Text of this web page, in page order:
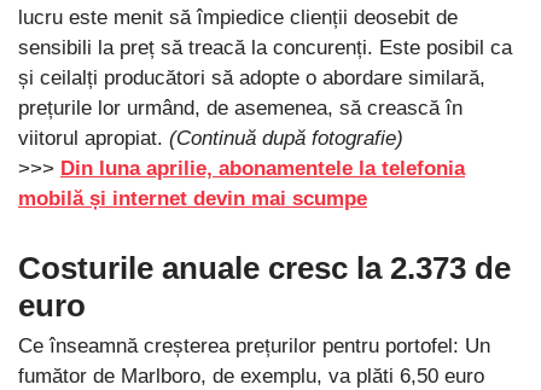
lucru este menit să împiedice clienții deosebit de
sensibili la preț să treacă la concurenți. Este posibil ca
și ceilalți producători să adopte o abordare similară,
prețurile lor urmând, de asemenea, să crească în
viitorul apropiat. (Continuă după fotografie)
>>> Din luna aprilie, abonamentele la telefonia
mobilă și internet devin mai scumpe
Costurile anuale cresc la 2.373 de
euro
Ce înseamnă creșterea prețurilor pentru portofel: Un
fumător de Marlboro, de exemplu, va plăti 6,50 euro